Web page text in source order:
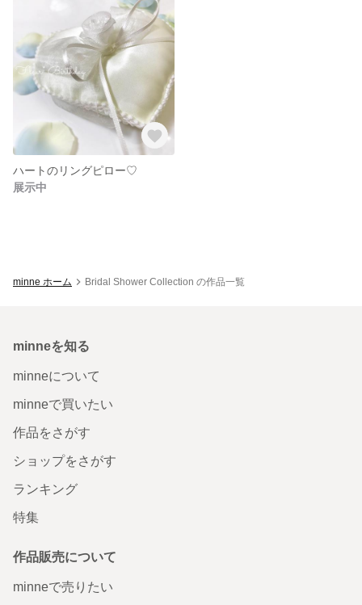
ハートのリングピロー♡
展示中
minne ホーム Bridal Shower Collection の作品一覧
minneを知る
minneについて
minneで買いたい
作品をさがす
ショップをさがす
ランキング
特集
作品販売について
minneで売りたい